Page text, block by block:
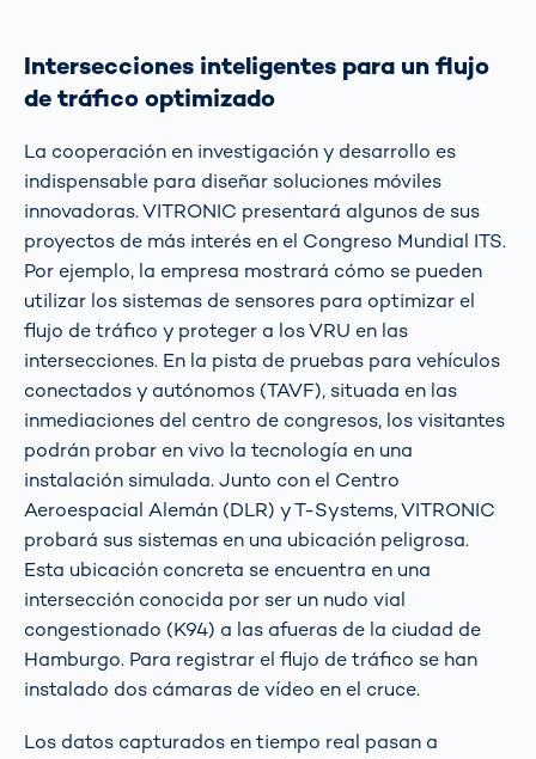
Intersecciones inteligentes para un flujo
de tráfico optimizado
La cooperación en investigación y desarrollo es
indispensable para diseñar soluciones móviles
innovadoras. VITRONIC presentará algunos de sus
proyectos de más interés en el Congreso Mundial ITS.
Por ejemplo, la empresa mostrará cómo se pueden
utilizar los sistemas de sensores para optimizar el
flujo de tráfico y proteger a los VRU en las
intersecciones. En la pista de pruebas para vehículos
conectados y autónomos (TAVF), situada en las
inmediaciones del centro de congresos, los visitantes
podrán probar en vivo la tecnología en una
instalación simulada. Junto con el Centro
Aeroespacial Alemán (DLR) y T-Systems, VITRONIC
probará sus sistemas en una ubicación peligrosa.
Esta ubicación concreta se encuentra en una
intersección conocida por ser un nudo vial
congestionado (K94) a las afueras de la ciudad de
Hamburgo. Para registrar el flujo de tráfico se han
instalado dos cámaras de vídeo en el cruce.
Los datos capturados en tiempo real pasan a